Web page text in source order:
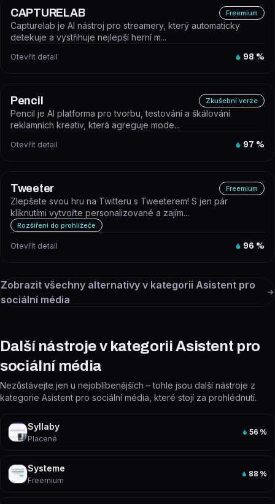
CAPTURELAB Freemium
Capturelab je AI nástroj pro streamery, který automaticky
detekuje a vystřihuje nejlepší herní m...
Otevřít detail 98 %
Pencil Zkušební verze
Pencil je AI platforma pro tvorbu, testování a škálování
reklamních kreativ, která agreguje mode...
Otevřít detail 97 %
Tweeter Freemium
Zlepšete svou hru na Twitteru s Tweeterem! S jen pár
kliknutími vytvořte personalizované a zajím...
Rozšíření do prohlížeče
Otevřít detail 96 %
Zobrazit všechny alternativy v kategorii Asistent pro
sociální média
Další nástroje v kategorii Asistent pro
sociální média
Nezůstávejte jen u nejoblíbenějších – tohle jsou další nástroje z
kategorie Asistent pro sociální média, které stojí za prohlédnutí.
Syllaby
Placené
56 %
Systeme
Freemium
88 %